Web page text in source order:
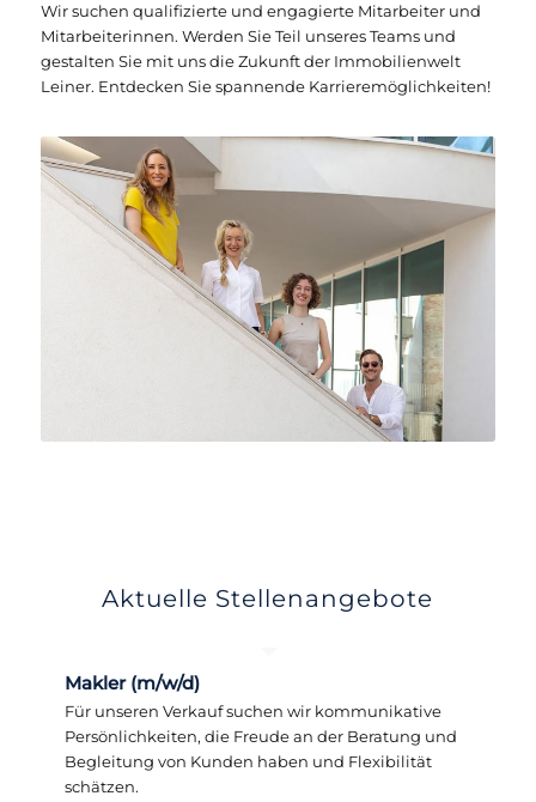
Wir suchen qualifizierte und engagierte Mitarbeiter und
Mitarbeiterinnen. Werden Sie Teil unseres Teams und
gestalten Sie mit uns die Zukunft der Immobilienwelt
Leiner. Entdecken Sie spannende Karrieremöglichkeiten!
Aktuelle Stellenangebote
Makler (m/w/d)
Für unseren Verkauf suchen wir kommunikative
Persönlichkeiten, die Freude an der Beratung und
Begleitung von Kunden haben und Flexibilität
schätzen.